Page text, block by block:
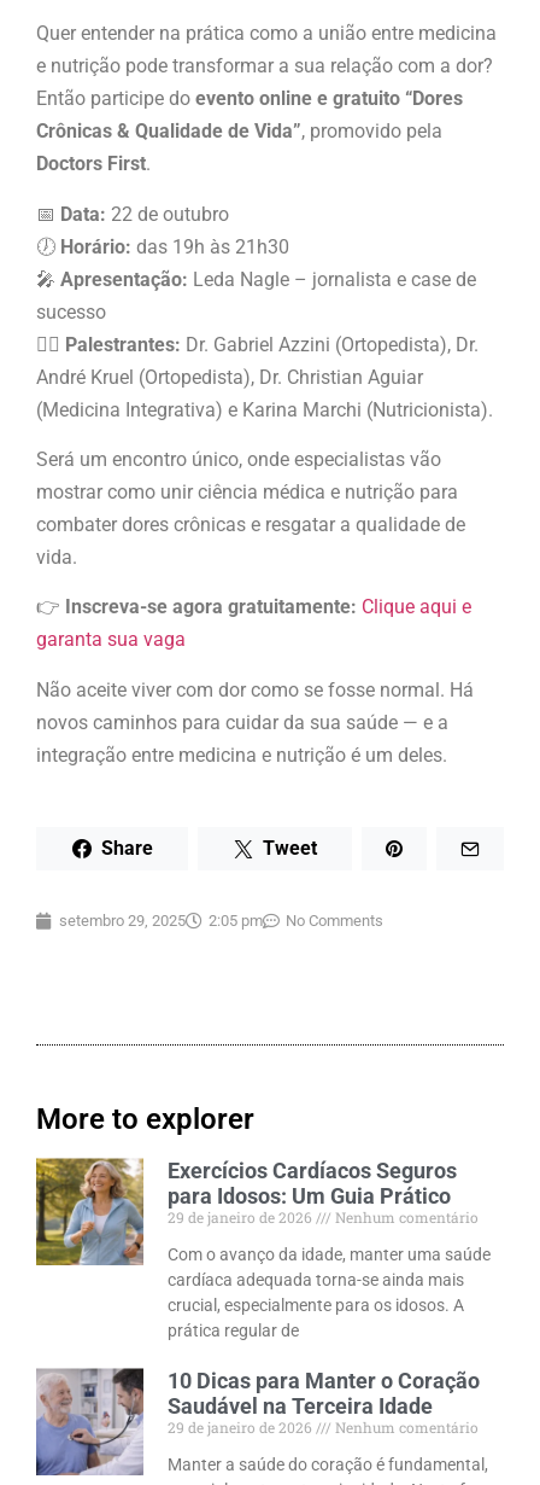
Quer entender na prática como a união entre medicina
e nutrição pode transformar a sua relação com a dor?
Então participe do evento online e gratuito “Dores
Crônicas & Qualidade de Vida”, promovido pela
Doctors First.
📅 Data: 22 de outubro
🕖 Horário: das 19h às 21h30
🎤 Apresentação: Leda Nagle – jornalista e case de
sucesso
👨‍⚕️ Palestrantes: Dr. Gabriel Azzini (Ortopedista), Dr.
André Kruel (Ortopedista), Dr. Christian Aguiar
(Medicina Integrativa) e Karina Marchi (Nutricionista).
Será um encontro único, onde especialistas vão
mostrar como unir ciência médica e nutrição para
combater dores crônicas e resgatar a qualidade de
vida.
👉 Inscreva-se agora gratuitamente: Clique aqui e
garanta sua vaga
Não aceite viver com dor como se fosse normal. Há
novos caminhos para cuidar da sua saúde — e a
integração entre medicina e nutrição é um deles.
Share Tweet
setembro 29, 2025 2:05 pm No Comments
More to explorer
Exercícios Cardíacos Seguros
para Idosos: Um Guia Prático
29 de janeiro de 2026
Nenhum comentário
Com o avanço da idade, manter uma saúde
cardíaca adequada torna-se ainda mais
crucial, especialmente para os idosos. A
prática regular de
10 Dicas para Manter o Coração
Saudável na Terceira Idade
29 de janeiro de 2026
Nenhum comentário
Manter a saúde do coração é fundamental,